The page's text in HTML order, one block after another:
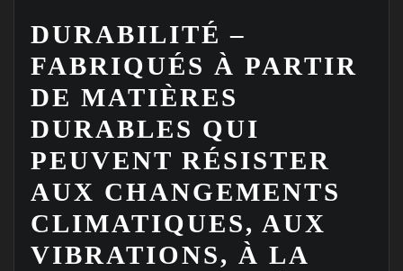
DURABILITÉ –
FABRIQUÉS À PARTIR
DE MATIÈRES
DURABLES QUI
PEUVENT RÉSISTER
AUX CHANGEMENTS
CLIMATIQUES, AUX
VIBRATIONS, À LA